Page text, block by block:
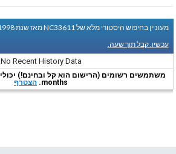
מעוניין בחיפוש היסטורי מלא של NC33611 מאז שנת 1998?
עכשיו. קבל תוך שעה.
No Recent History Data
months. הצטרף